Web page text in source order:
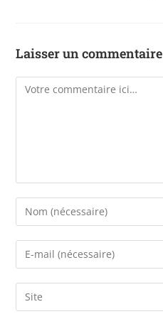
Laisser un commentaire